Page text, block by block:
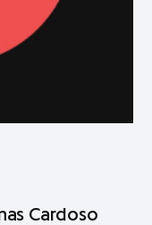
Cardoso